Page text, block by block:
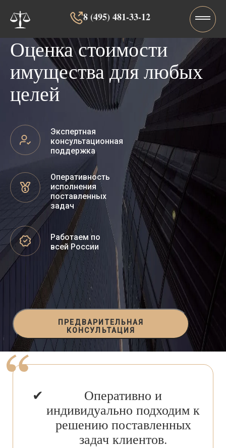
8 (495) 481-33-12‬‬
Оценка стоимости
имущества для любых
целей
Экспертная
консультационная
поддержка
Оперативность
исполнения
поставленных
задач
Работаем по
всей России
ПРЕДВАРИТЕЛЬНАЯ
КОНСУЛЬТАЦИЯ
Оперативно и
индивидуально подходим к
решению поставленных
задач клиентов.